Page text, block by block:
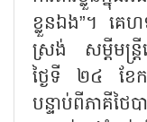
ខ្លួនឯង”។ គ
ស្រង់ សម្តីមន្ត្រី
ថ្ងៃទី ២៤ ខែក
បន្ទាប់ពីភាគីថ